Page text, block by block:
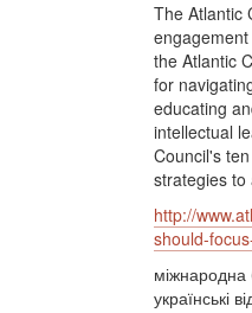
The Atlantic
the Atlantic
for
educating
intellectual
Council's
strategies to
http://
should-
міжнародна
українські